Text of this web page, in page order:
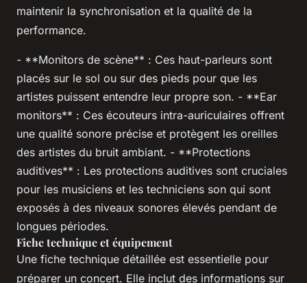
maintenir la synchronisation et la qualité de la
performance.
- **Monitors de scène** : Ces haut-parleurs sont
placés sur le sol ou sur des pieds pour que les
artistes puissent entendre leur propre son. - **Ear
monitors** : Ces écouteurs intra-auriculaires offrent
une qualité sonore précise et protègent les oreilles
des artistes du bruit ambiant. - **Protections
auditives** : Les protections auditives sont cruciales
pour les musiciens et les techniciens son qui sont
exposés à des niveaux sonores élevés pendant de
longues périodes.
Fiche technique et équipement
Une fiche technique détaillée est essentielle pour
préparer un concert. Elle inclut des informations sur